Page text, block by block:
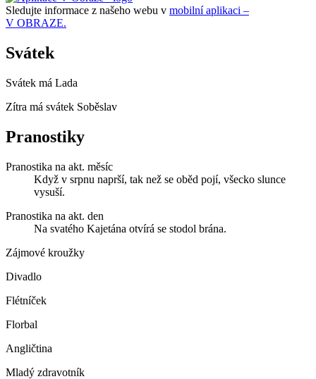
Sledujte informace z našeho webu v mobilní aplikaci –
V OBRAZE.
Svátek
Svátek má Lada
Zítra má svátek Soběslav
Pranostiky
Pranostika na akt. měsíc
Když v srpnu naprší, tak než se oběd pojí, všecko slunce
vysuší.
Pranostika na akt. den
Na svatého Kajetána otvírá se stodol brána.
Zájmové kroužky
Divadlo
Flétníček
Florbal
Angličtina
Mladý zdravotník